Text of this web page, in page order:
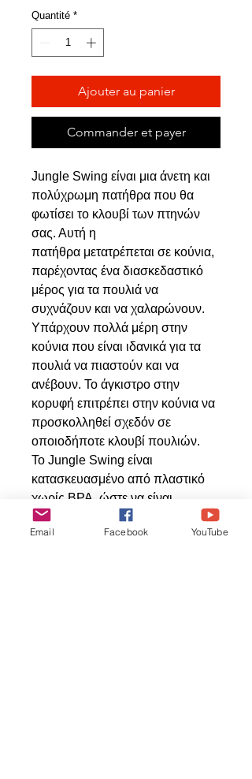
Quantité *
Ajouter au panier
Commander et payer
Jungle Swing είναι μια άνετη και
πολύχρωμη πατήθρα που θα
φωτίσει το κλουβί των πτηνών
σας. Αυτή η
πατήθρα μετατρέπεται σε κούνια,
παρέχοντας ένα διασκεδαστικό
μέρος για τα πουλιά να
συχνάζουν και να χαλαρώνουν.
Υπάρχουν πολλά μέρη στην
κούνια που είναι ιδανικά για τα
πουλιά να πιαστούν και να
ανέβουν. Το άγκιστρο στην
κορυφή επιτρέπει στην κούνια να
προσκολληθεί σχεδόν σε
οποιοδήποτε κλουβί πουλιών.
Το Jungle Swing είναι
κατασκευασμένο από πλαστικό
χωρίς BPA, ώστε να είναι
ασφαλές για τα πουλιά.
Email Facebook YouTube